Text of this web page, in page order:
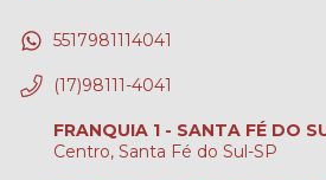
5517981114041
(17)98111-4041
FRANQUIA 1 - SANTA FÉ DO
Centro, Santa Fé do Sul-SP